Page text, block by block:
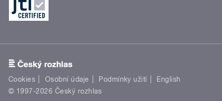
Cookies Osobní údaje Podmínky užití
English
© 1997-2026 Český rozhlas